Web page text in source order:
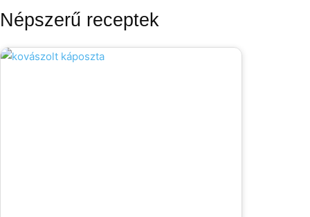
Népszerű receptek